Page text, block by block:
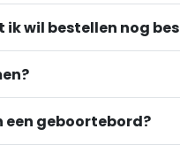
wil bestellen nog
een geboortebord?